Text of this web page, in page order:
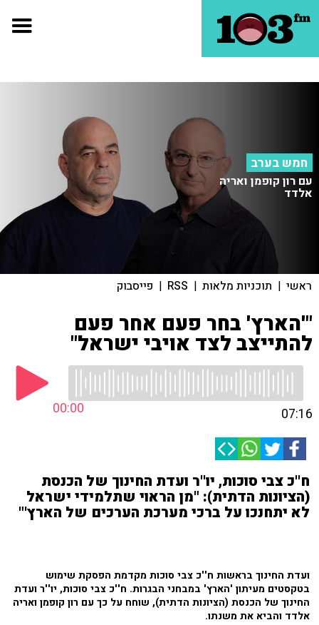
חמש בערב
עם רון קופמן ואריה
אלדד
ראשי | תוכניות מלאות |
RSS
| פייסבוק
"'הארץ' בחר פעם אחר פעם
להתייצב לצד אויבי ישראל"
00:00 07:16
ח''כ צבי סוכות, יו''ר ועדת החינוך של הכנסת
(הציונות הדתית): "מן הראוי שתלמידי ישראל
לא יתחנכו על ברכי מערכת הערכים של הארץ'"
ועדת החינוך בראשות ח''כ צבי סוכות מקדמת הפסקת שימוש
בטקסטים מעיתון 'הארץ' במבחני הבגרות. ח''כ צבי סוכות, יו''ר ועדת
החינוך של הכנסת (הציונות הדתית), שוחח על כך עם רון קופמן ואריה
אלדד והביא את משנתו.